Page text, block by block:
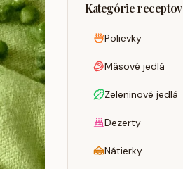
Kategórie receptov
Polievky
Mäsové jedlá
Zeleninové jedlá
Dezerty
Nátierky